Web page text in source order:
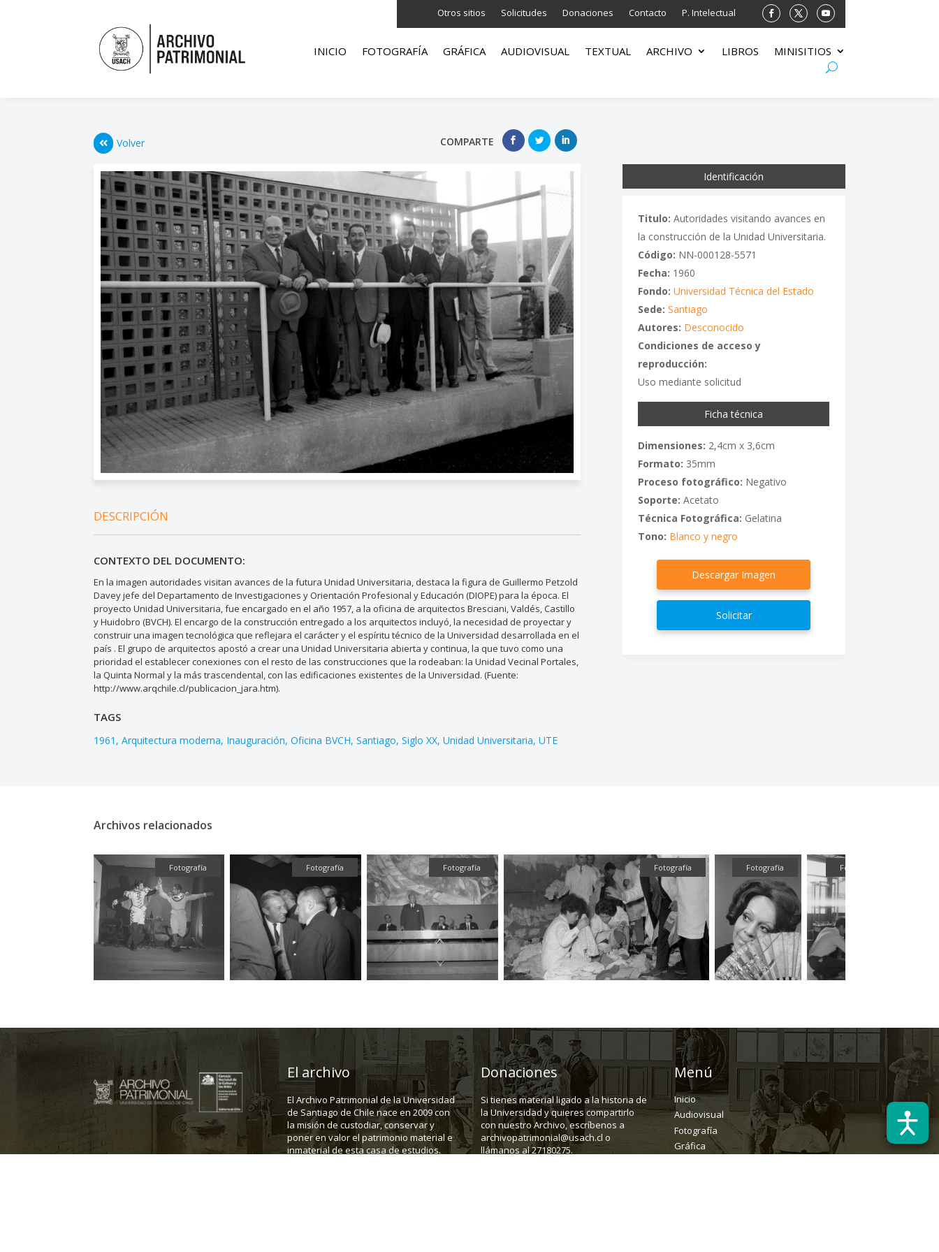
Otros sitios Solicitudes Donaciones Contacto P. Intelectual
INICIO FOTOGRAFÍA GRÁFICA AUDIOVISUAL TEXTUAL ARCHIVO LIBROS MINISITIOS
Volver COMPARTE
DESCRIPCIÓN
CONTEXTO DEL DOCUMENTO:
En la imagen autoridades visitan avances de la futura Unidad Universitaria, destaca la figura de Guillermo Petzold
Davey jefe del Departamento de Investigaciones y Orientación Profesional y Educación (DIOPE) para la época. El
proyecto Unidad Universitaria, fue encargado en el año 1957, a la oficina de arquitectos Bresciani, Valdés, Castillo
y Huidobro (BVCH). El encargo de la construcción entregado a los arquitectos incluyó, la necesidad de proyectar y
construir una imagen tecnológica que reflejara el carácter y el espíritu técnico de la Universidad desarrollada en el
país . El grupo de arquitectos apostó a crear una Unidad Universitaria abierta y continua, la que tuvo como una
prioridad el establecer conexiones con el resto de las construcciones que la rodeaban: la Unidad Vecinal Portales,
la Quinta Normal y la más trascendental, con las edificaciones existentes de la Universidad. (Fuente:
http://www.arqchile.cl/publicacion_jara.htm).
TAGS
1961 Arquitectura moderna Inauguración Oficina BVCH Santiago Siglo XX Unidad Universitaria UTE
Identificación
Titulo: Autoridades visitando avances en
la construcción de la Unidad Universitaria.
Código: NN-000128-5571
Fecha: 1960
Fondo: Universidad Técnica del Estado
Sede: Santiago
Autores: Desconocido
Condiciones de acceso y
reproducción:
Uso mediante solicitud
Ficha técnica
Dimensiones: 2,4cm x 3,6cm
Formato: 35mm
Proceso fotográfico: Negativo
Soporte: Acetato
Técnica Fotográfica: Gelatina
Tono: Blanco y negro
Descargar Imagen
Solicitar
Archivos relacionados
Fotografía Fotografía Fotografía Fotografía Fotografía Fotografía
El archivo
El Archivo Patrimonial de la Universidad
de Santiago de Chile nace en 2009 con
la misión de custodiar, conservar y
poner en valor el patrimonio material e
inmaterial de esta casa de estudios.
Donaciones
Si tienes material ligado a la historia de
la Universidad y quieres compartirlo
con nuestro Archivo, escríbenos a
archivopatrimonial@usach.cl o
llámanos al 27180275.
Menú
Inicio
Audiovisual
Fotografía
Gráfica